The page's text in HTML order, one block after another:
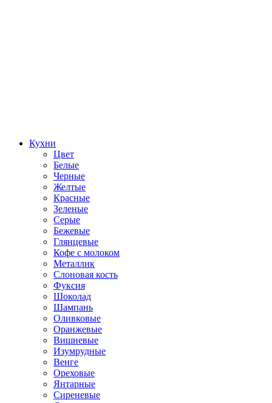
Кухни
Цвет
Белые
Черные
Желтые
Красные
Зеленые
Серые
Бежевые
Глянцевые
Кофе с молоком
Металлик
Слоновая кость
Фуксия
Шоколад
Шампань
Оливковые
Оранжевые
Вишневые
Изумрудные
Венге
Ореховые
Янтарные
Сиреневые